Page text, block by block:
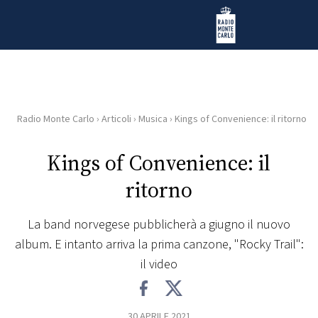
Radio Monte Carlo
HOME
RADIO
RADIO
Radio Monte Carlo › Articoli › Musica › Kings of Convenience: il ritorno
Kings of Convenience: il
ritorno
La band norvegese pubblicherà a giugno il nuovo
album. E intanto arriva la prima canzone, "Rocky Trail":
il video